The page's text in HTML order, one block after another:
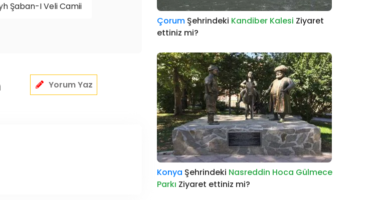
Şaban-I Veli Camii
Yorum Yaz
Çorum Şehrindeki Kandiber Kalesi Ziyaret
ettiniz mi?
Konya Şehrindeki Nasreddin Hoca Gülmece
Parkı Ziyaret ettiniz mi?